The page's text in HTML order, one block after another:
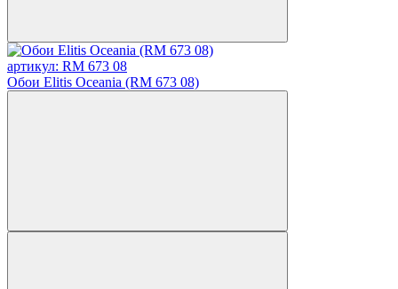
артикул: RM 673 08
Обои Elitis Oceania (RM 673 08)